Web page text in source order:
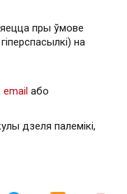
пры ўмове
на
email або
дзеля палемікі,